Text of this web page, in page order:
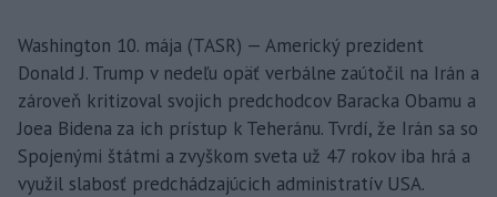
Washington 10. mája (TASR) — Americký prezident
Donald J. Trump v nedeľu opäť verbálne zaútočil na Irán a
zároveň kritizoval svojich predchodcov Baracka Obamu a
Joea Bidena za ich prístup k Teheránu. Tvrdí, že Irán sa so
Spojenými štátmi a zvyškom sveta už 47 rokov iba hrá a
využil slabosť predchádzajúcich administratív USA.